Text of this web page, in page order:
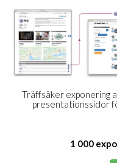
Träffsäker exponering
presentationssidor
1 000